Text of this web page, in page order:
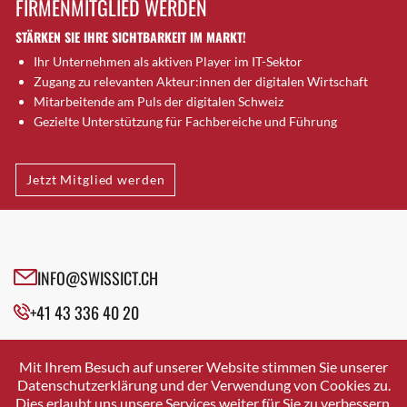
Brütten
Bubendorf
Bubikon
Buchs (SG)
Burgdorf
Bülach
Cazis
Cham
Davos Platz
Davos Platz 1
Dietikon
Dietlikon
FIRMENMITGLIED WERDEN
STÄRKEN SIE IHRE SICHTBARKEIT IM MARKT!
Ihr Unternehmen als aktiven Player im IT-Sektor
Zugang zu relevanten Akteur:innen der digitalen Wirtschaft
Mitarbeitende am Puls der digitalen Schweiz
Gezielte Unterstützung für Fachbereiche und Führung
Jetzt Mitglied werden
INFO@SWISSICT.CH
+41 43 336 40 20
SWISSICT
VULKANSTRASSE 120
8048 ZURICH
Mit Ihrem Besuch auf unserer Website stimmen Sie unserer
Datenschutzerklärung und der Verwendung von Cookies zu.
Dies erlaubt uns unsere Services weiter für Sie zu verbessern.